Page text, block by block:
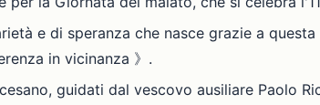
e di speranza che nasce grazie a
in vicinanza 》.
guidati dal vescovo ausiliare Paolo